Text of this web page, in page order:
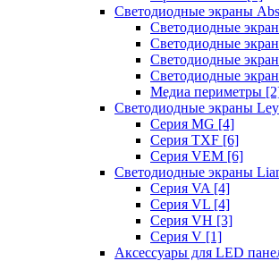
Светодиодные экраны
Светодиодные
Светодиодные
Светодиодные
Светодиодные
Медиа периметры
Светодиодные экраны
Серия MG [4]
Серия TXF [6]
Серия VEM [6]
Светодиодные экраны
Серия VA [4]
Серия VL [4]
Серия VH [3]
Серия V [1]
Аксессуары для LED